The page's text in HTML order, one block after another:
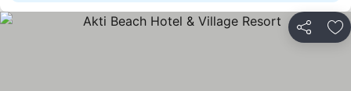
Paylaş